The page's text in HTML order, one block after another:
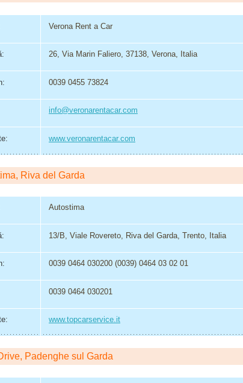
Verona Rent a Car
26, Via Marin Faliero, 37138, Verona, Italia
0039 0455 73824
info@veronarentacar.com
www.veronarentacar.com
Riva del Garda
Autostima
13/B, Viale Rovereto, Riva del Garda, Trento, Italia
0039 0464 030200 (0039) 0464 03 02 01
0039 0464 030201
www.topcarservice.it
Padenghe sul Garda